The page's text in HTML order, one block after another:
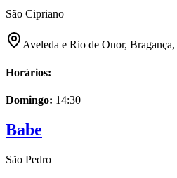
São Cipriano
Aveleda e Rio de Onor,
Horários:
Domingo: 14:30
Babe
São Pedro